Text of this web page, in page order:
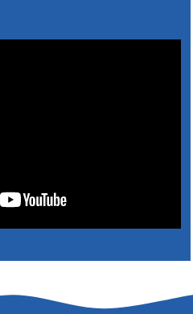
Értesítjük a lakosokat,